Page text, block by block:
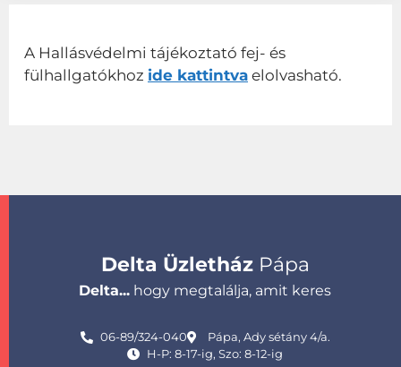
A Hallásvédelmi tájékoztató fej- és
fülhallgatókhoz ide kattintva elolvasható.
Delta ÜzletházPápa
Delta... hogy megtalálja, amit keres
06-89/324-040
Pápa, Ady sétány 4/a.
H-P: 8-17-ig, Szo: 8-12-ig